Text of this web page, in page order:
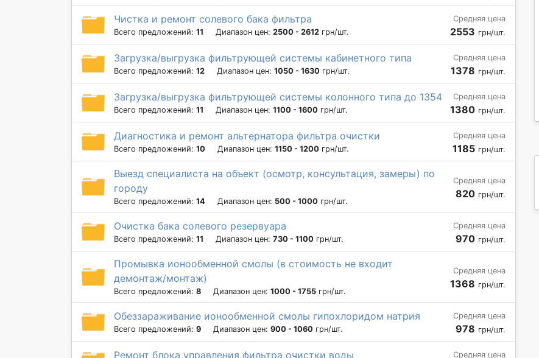
Чистка и ремонт солевого бака фильтра
Всего предложений: 11 Диапазон цен: 2500 - 2612 грн/шт.
Средняя цена
2553 грн/шт.
Загрузка/выгрузка фильтрующей системы кабинетного типа
Всего предложений: 12 Диапазон цен: 1050 - 1630 грн/шт.
Средняя цена
1378 грн/шт.
Загрузка/выгрузка фильтрующей системы колонного типа до 1354
Всего предложений: 11 Диапазон цен: 1100 - 1600 грн/шт.
Средняя цена
1380 грн/шт.
Диагностика и ремонт альтернатора фильтра очистки
Всего предложений: 10 Диапазон цен: 1150 - 1200 грн/шт.
Средняя цена
1185 грн/шт.
Выезд специалиста на объект (осмотр, консультация, замеры) по
городу
Всего предложений: 14 Диапазон цен: 500 - 1000 грн/шт.
Средняя цена
820 грн/шт.
Очистка бака солевого резервуара
Всего предложений: 11 Диапазон цен: 730 - 1100 грн/шт.
Средняя цена
970 грн/шт.
Промывка ионообменной смолы (в стоимость не входит
демонтаж/монтаж)
Всего предложений: 8 Диапазон цен: 1000 - 1755 грн/шт.
Средняя цена
1368 грн/шт.
Обеззараживание ионообменной смолы гипохлоридом натрия
Всего предложений: 9 Диапазон цен: 900 - 1060 грн/шт.
Средняя цена
978 грн/шт.
Ремонт блока управления фильтра очистки воды Средняя цена